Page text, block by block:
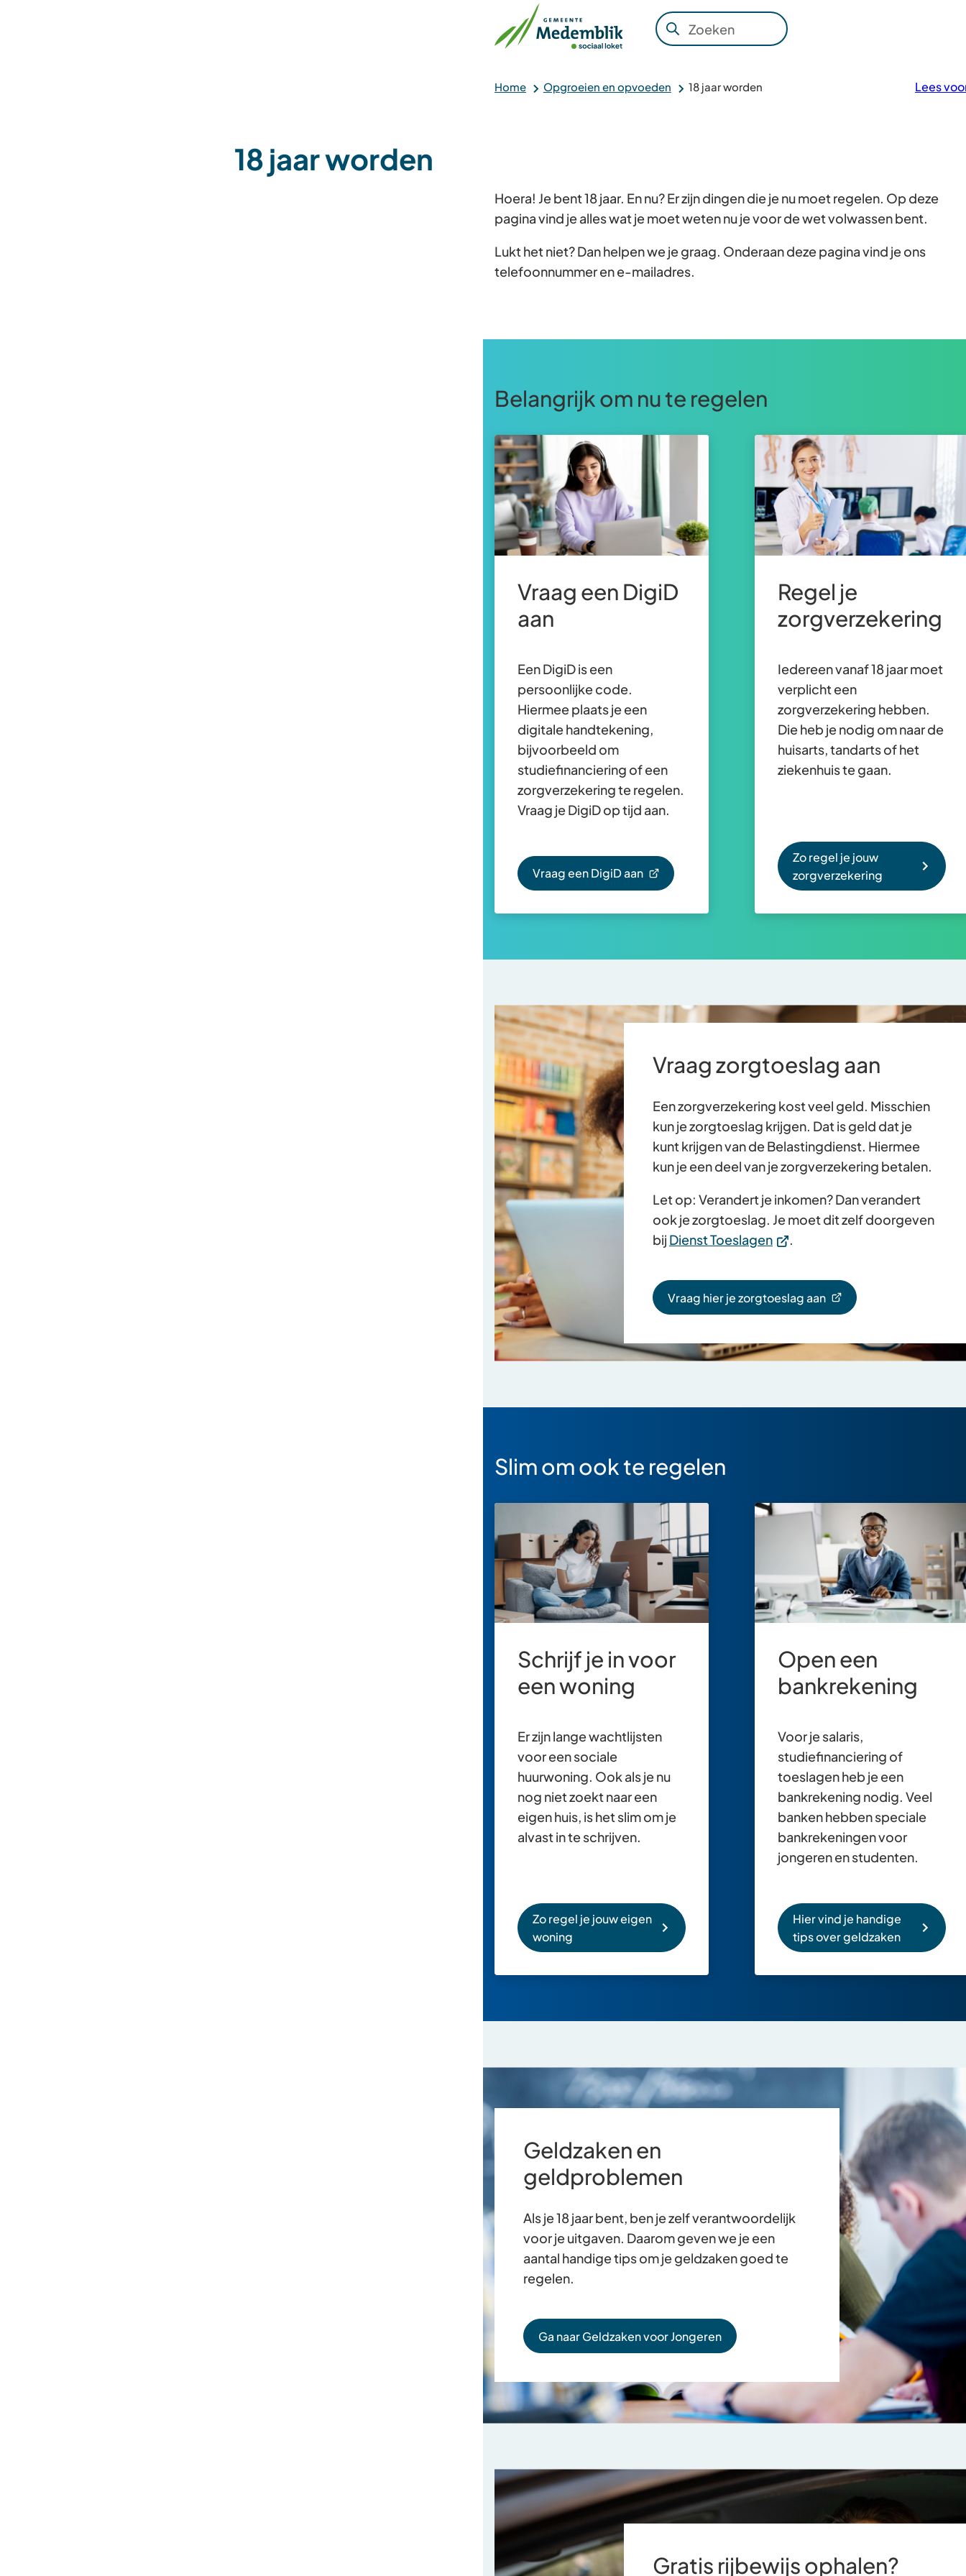
Zoeken
Wanneer
zijn
door
pijl
en
omlaag
Gebruik
toets
een
te
selecteren.
Home Opgroeien en opvoeden 18 jaar worden Lees
18 jaar worden
Hoera! Je bent 18 jaar. En nu? Er zijn dingen die je nu moet regelen. Op deze
pagina vind je alles wat je moet weten nu je voor de wet volwassen bent.
Lukt het niet? Dan helpen we je graag. Onderaan deze pagina vind je ons
telefoonnummer en e-mailadres.
Belangrijk om nu te regelen
Vraag een DigiD
aan
Een DigiD is een
persoonlijke code.
Hiermee plaats je een
digitale handtekening,
bijvoorbeeld om
studiefinanciering of een
zorgverzekering te regelen.
Vraag je DigiD op tijd aan.
Vraag een DigiD aan
(Verwijst
een
Regel je
zorgverzekering
Iedereen vanaf 18 jaar moet
verplicht een
zorgverzekering hebben.
Die heb je nodig om naar de
huisarts, tandarts of het
ziekenhuis te gaan.
Zo regel je jouw
zorgverzekering
Vraag zorgtoeslag aan
Een zorgverzekering kost veel geld. Misschien
kun je zorgtoeslag krijgen. Dat is geld dat je
kunt krijgen van de Belastingdienst. Hiermee
kun je een deel van je zorgverzekering betalen.
Let op: Verandert je inkomen? Dan verandert
ook je zorgtoeslag. Je moet dit zelf doorgeven
bij Dienst Toeslagen(Verwijst
een
externe
website)
.
Vraag hier je zorgtoeslag aan
(Verwijst
een
externe
Slim om ook te regelen
Schrijf je in voor
een woning
Er zijn lange wachtlijsten
voor een sociale
huurwoning. Ook als je nu
nog niet zoekt naar een
eigen huis, is het slim om je
alvast in te schrijven.
Zo regel je jouw eigen
woning
Open een
bankrekening
Voor je salaris,
studiefinanciering of
toeslagen heb je een
bankrekening nodig. Veel
banken hebben speciale
bankrekeningen voor
jongeren en studenten.
Hier vind je handige
tips over geldzaken
Geldzaken en
geldproblemen
Als je 18 jaar bent, ben je zelf verantwoordelijk
voor je uitgaven. Daarom geven we je een
aantal handige tips om je geldzaken goed te
regelen.
Ga naar Geldzaken voor Jongeren
Gratis rijbewijs ophalen?